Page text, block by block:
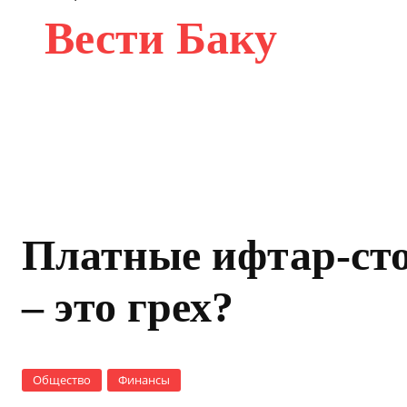
Вести Баку
Платные ифтар-
– это грех?
Общество Финансы